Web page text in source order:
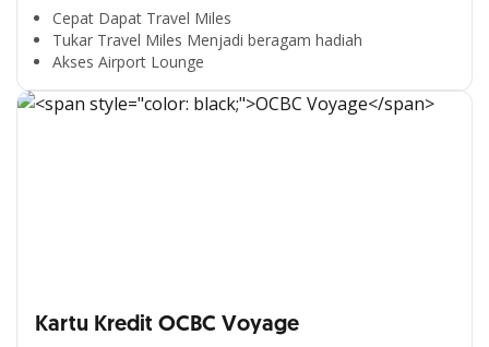
Cepat Dapat Travel Miles
Tukar Travel Miles Menjadi beragam hadiah
Akses Airport Lounge
Kartu Kredit OCBC Voyage